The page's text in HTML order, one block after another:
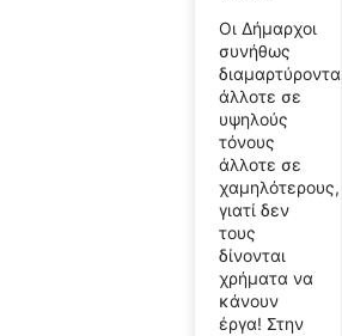
Οι Δήμαρχοι
συνήθως
διαμαρτύρονται,
άλλοτε σε
υψηλούς
τόνους
άλλοτε σε
χαμηλότερους,
γιατί δεν
τους
δίνονται
χρήματα να
κάνουν
έργα! Στην